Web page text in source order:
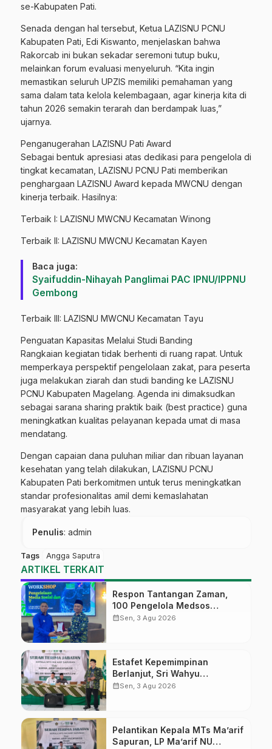
se-Kabupaten Pati.
Senada dengan hal tersebut, Ketua LAZISNU PCNU
Kabupaten Pati, Edi Kiswanto, menjelaskan bahwa
Rakorcab ini bukan sekadar seremoni tutup buku,
melainkan forum evaluasi menyeluruh. “Kita ingin
memastikan seluruh UPZIS memiliki pemahaman yang
sama dalam tata kelola kelembagaan, agar kinerja kita di
tahun 2026 semakin terarah dan berdampak luas,”
ujarnya.
Penganugerahan LAZISNU Pati Award
Sebagai bentuk apresiasi atas dedikasi para pengelola di
tingkat kecamatan, LAZISNU PCNU Pati memberikan
penghargaan LAZISNU Award kepada MWCNU dengan
kinerja terbaik. Hasilnya:
Terbaik I: LAZISNU MWCNU Kecamatan Winong
Terbaik II: LAZISNU MWCNU Kecamatan Kayen
Baca juga:
Syaifuddin-Nihayah Panglimai PAC IPNU/IPPNU
Gembong
Terbaik III: LAZISNU MWCNU Kecamatan Tayu
Penguatan Kapasitas Melalui Studi Banding
Rangkaian kegiatan tidak berhenti di ruang rapat. Untuk
memperkaya perspektif pengelolaan zakat, para peserta
juga melakukan ziarah dan studi banding ke LAZISNU
PCNU Kabupaten Magelang. Agenda ini dimaksudkan
sebagai sarana sharing praktik baik (best practice) guna
meningkatkan kualitas pelayanan kepada umat di masa
mendatang.
Dengan capaian dana puluhan miliar dan ribuan layanan
kesehatan yang telah dilakukan, LAZISNU PCNU
Kabupaten Pati berkomitmen untuk terus meningkatkan
standar profesionalitas amil demi kemaslahatan
masyarakat yang lebih luas.
Penulis: admin
Tags Angga Saputra
ARTIKEL TERKAIT
Respon Tantangan Zaman,
100 Pengelola Medsos
Sekolah Ma’arif Pekalongan
calendar_monthSen, 3 Agu 2026
Estafet Kepemimpinan
Berlanjut, Sri Wahyu
Susilowati Resmi Pimpin MTs
calendar_monthSen, 3 Agu 2026
Pelantikan Kepala MTs Ma’arif
Sapuran, LP Ma’arif NU